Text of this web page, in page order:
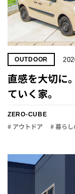
OUTDOOR
直感を大切に
ていく家。
ZERO-CUBE
# アウトドア # 暮ら